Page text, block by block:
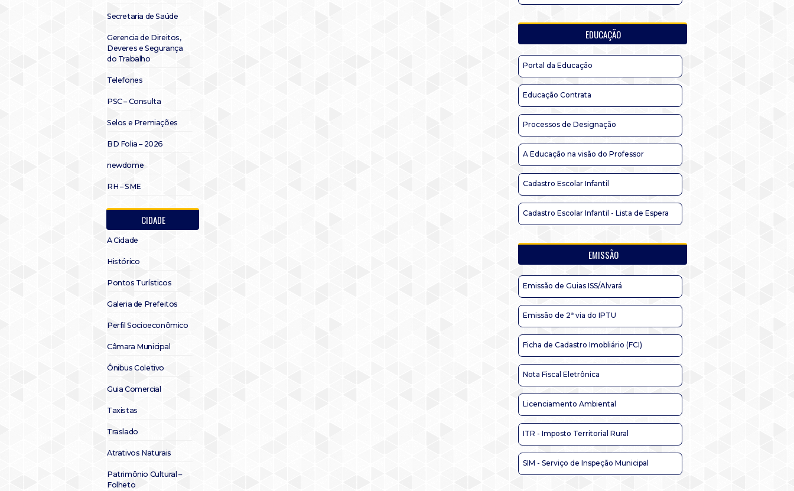
Secretaria de Saúde
Gerencia de Direitos,
Deveres e Segurança
do Trabalho
Telefones
PSC – Consulta
Selos e Premiações
BD Folia – 2026
newdome
RH – SME
CIDADE
A Cidade
Histórico
Pontos Turísticos
Galeria de Prefeitos
Perfil Socioeconômico
Câmara Municipal
Ônibus Coletivo
Guia Comercial
Taxistas
Traslado
Atrativos Naturais
Patrimônio Cultural –
Folheto
EDUCAÇÃO
Portal da Educação
Educação Contrata
Processos de Designação
A Educação na visão do Professor
Cadastro Escolar Infantil
Cadastro Escolar Infantil - Lista de Espera
EMISSÃO
Emissão de Guias ISS/Alvará
Emissão de 2ª via do IPTU
Ficha de Cadastro Imobliário (FCI)
Nota Fiscal Eletrônica
Licenciamento Ambiental
ITR - Imposto Territorial Rural
SIM - Serviço de Inspeção Municipal